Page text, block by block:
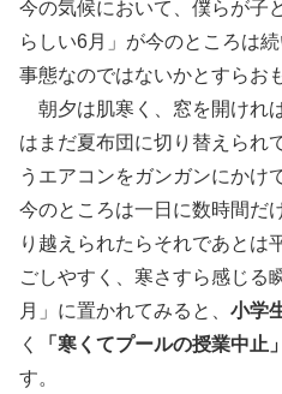
今の気候において、僕らが子
らしい6月」が今のところは
事態なのではないかとすらお
朝夕は肌寒く、窓を開けれ
はまだ夏布団に切り替えられ
うエアコンをガンガンにかけ
今のところは一日に数時間だ
り越えられたらそれであとは
ごしやすく、寒さすら感じる
月」に置かれてみると、 小学
く
「寒くてプールの授業中止」
す。